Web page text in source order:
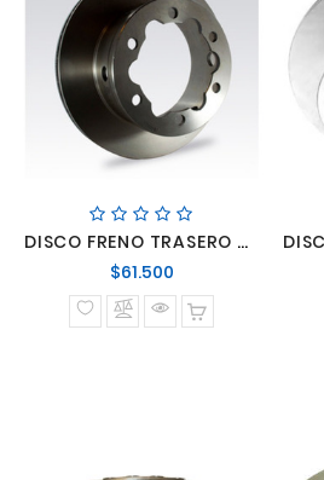
DISCO FRENO TRASERO MERCEDES SPRINTER 313-413
$61.500Precio
normal